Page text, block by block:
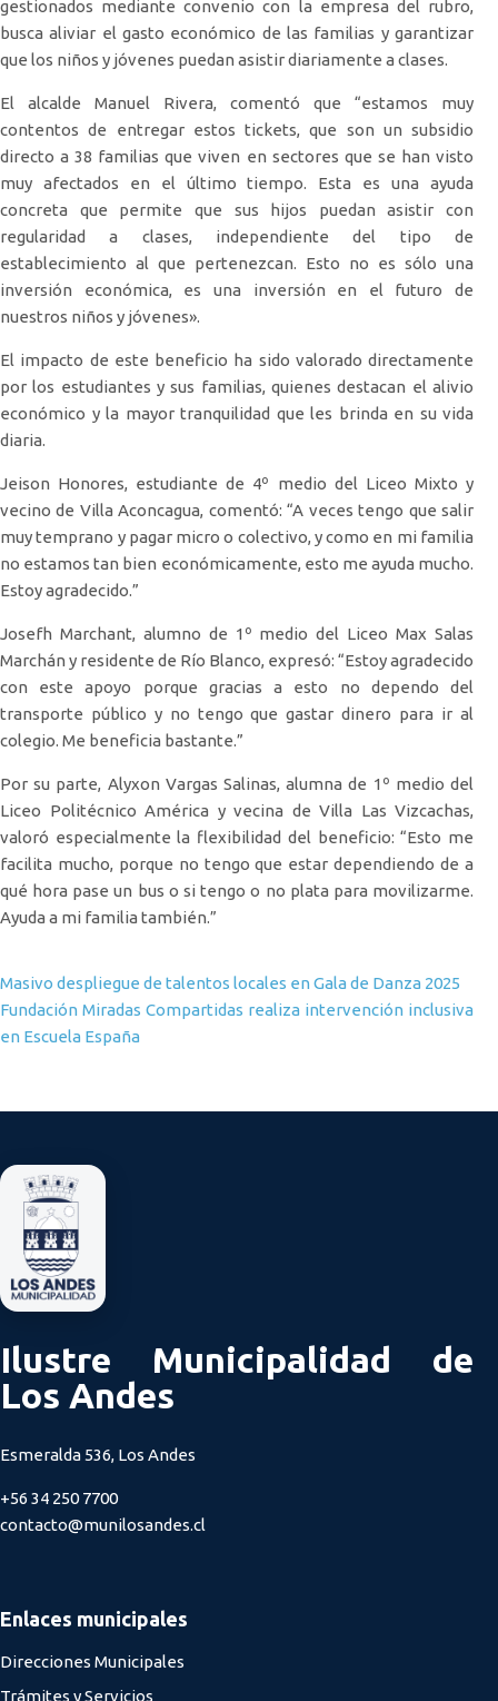
gestionados mediante convenio con la empresa del rubro,
busca aliviar el gasto económico de las familias y garantizar
que los niños y jóvenes puedan asistir diariamente a clases.
El alcalde Manuel Rivera, comentó que “estamos muy
contentos de entregar estos tickets, que son un subsidio
directo a 38 familias que viven en sectores que se han visto
muy afectados en el último tiempo. Esta es una ayuda
concreta que permite que sus hijos puedan asistir con
regularidad a clases, independiente del tipo de
establecimiento al que pertenezcan. Esto no es sólo una
inversión económica, es una inversión en el futuro de
nuestros niños y jóvenes».
El impacto de este beneficio ha sido valorado directamente
por los estudiantes y sus familias, quienes destacan el alivio
económico y la mayor tranquilidad que les brinda en su vida
diaria.
Jeison Honores, estudiante de 4º medio del Liceo Mixto y
vecino de Villa Aconcagua, comentó: “A veces tengo que salir
muy temprano y pagar micro o colectivo, y como en mi familia
no estamos tan bien económicamente, esto me ayuda mucho.
Estoy agradecido.”
Josefh Marchant, alumno de 1º medio del Liceo Max Salas
Marchán y residente de Río Blanco, expresó: “Estoy agradecido
con este apoyo porque gracias a esto no dependo del
transporte público y no tengo que gastar dinero para ir al
colegio. Me beneficia bastante.”
Por su parte, Alyxon Vargas Salinas, alumna de 1º medio del
Liceo Politécnico América y vecina de Villa Las Vizcachas,
valoró especialmente la flexibilidad del beneficio: “Esto me
facilita mucho, porque no tengo que estar dependiendo de a
qué hora pase un bus o si tengo o no plata para movilizarme.
Ayuda a mi familia también.”
Navegación de entradas
Masivo despliegue de talentos locales en Gala de Danza 2025
Fundación Miradas Compartidas realiza intervención inclusiva
en Escuela España
Ilustre Municipalidad de
Los Andes
Esmeralda 536, Los Andes
+56 34 250 7700
contacto@munilosandes.cl
Enlaces municipales
Direcciones Municipales
Trámites y Servicios